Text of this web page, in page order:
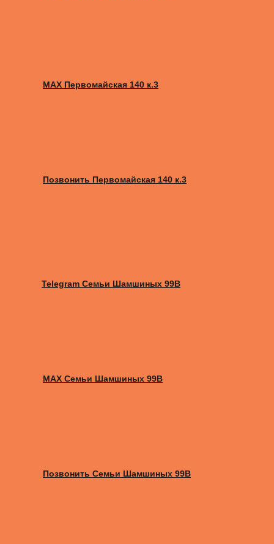
MAX Первомайская 140 к.3
Позвонить Первомайская 140 к.3
Telegram Семьи Шамшиных 99В
MAX Семьи Шамшиных 99В
Позвонить Семьи Шамшиных 99В